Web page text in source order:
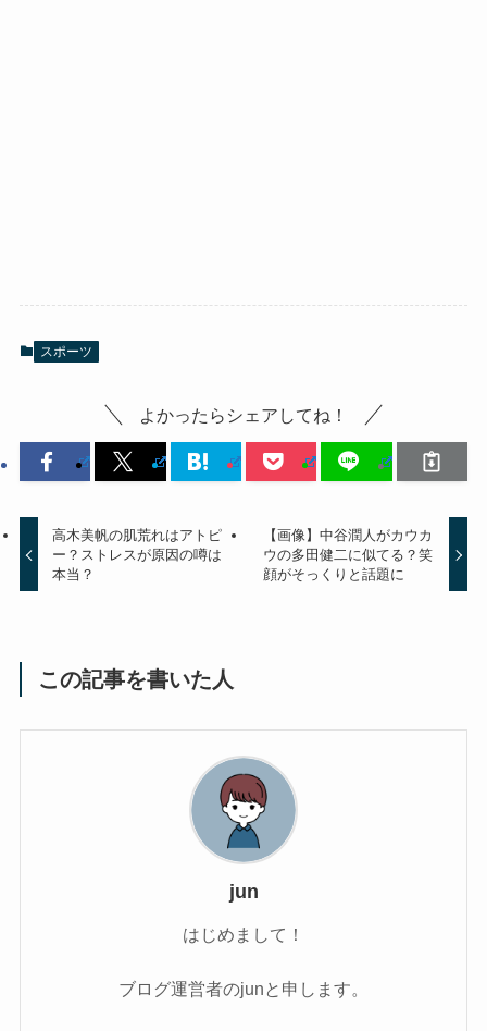
スポーツ
よかったらシェアしてね！
高木美帆の肌荒れはアトピ
ー？ストレスが原因の噂は
本当？
【画像】中谷潤人がカウカ
ウの多田健二に似てる？笑
顔がそっくりと話題に
この記事を書いた人
jun
はじめまして！
ブログ運営者のjunと申します。